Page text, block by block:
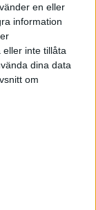
en eller
information
inte tillåta
dina data
om